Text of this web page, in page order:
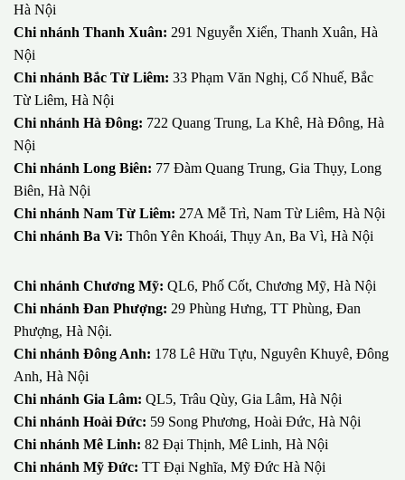
Hai Bà Trưng, Hà Nội
Chi nhánh Hoàng Mai:22A Tân Mai, Hoàng Mai, Hà Nội
Chi nhánh Đống Đa:
Chi nhánh Tây Hồ:552 Lạc Long Quân, Phú Thượng, Tây Hồ,
Hà Nội
Chi nhánh Thanh Xuân:291 Nguyễn Xiển, Thanh Xuân, Hà
Nội
Chi nhánh Bắc Từ Liêm: 33 Phạm Văn Nghị, Cổ Nhuế, Bắc
Từ Liêm, Hà Nội
Chi nhánh Hà Đông:722 Quang Trung, La Khê, Hà Đông, Hà
Nội
Biên, Hà Nội
Chi nhánh Nam Từ Liêm:27A Mễ Trì, Nam Từ Liêm, Hà Nội
Chi nhánh Ba Vì:
Chi nhánh Chương Mỹ:
Chi nhánh Đan Phượng:29 Phùng Hưng, TT Phùng, Đan
Phượng, Hà Nội.
Chi nhánh Đông Anh:178 Lê Hữu Tựu, Nguyên Khuyê, Đông
Anh, Hà Nội